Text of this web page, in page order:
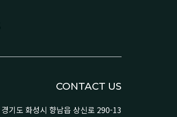
CONTACT US
경기도 화성시 향남읍 상신로 290-13